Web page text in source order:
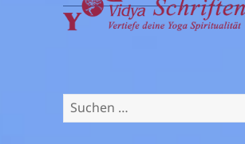
Suchen
nach: